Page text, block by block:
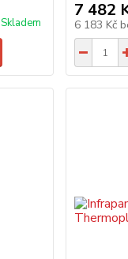
Skladem
7 482
6 183 Kč